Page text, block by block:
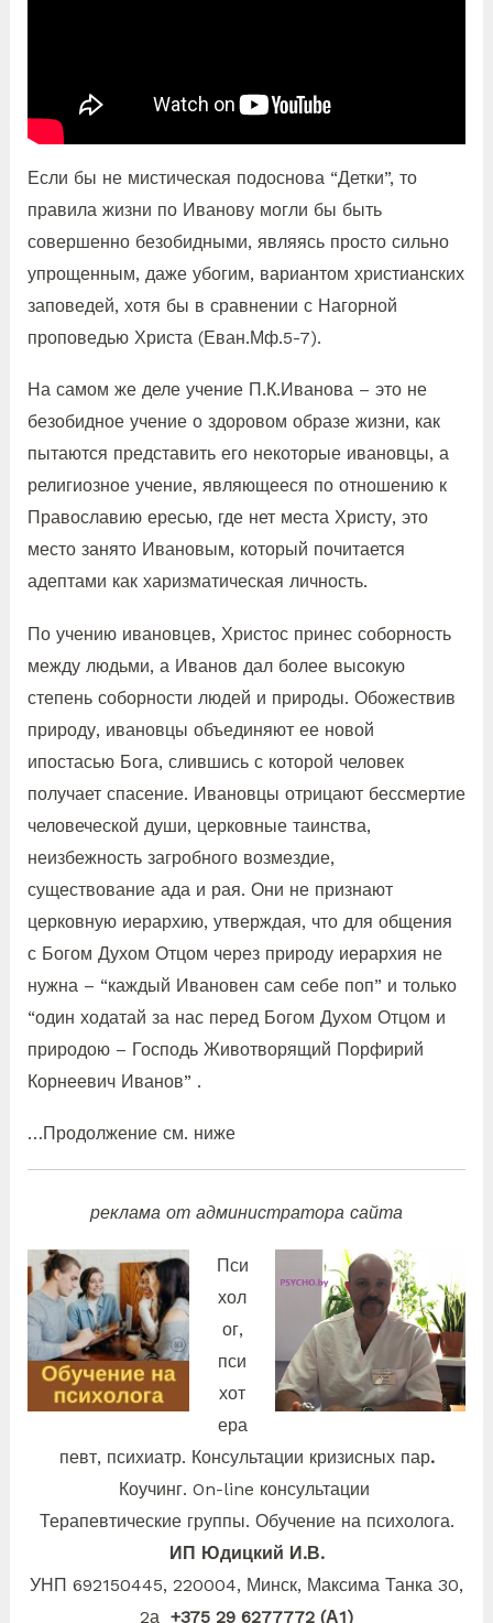
Если бы не мистическая подоснова “Детки”, то
правила жизни по Иванову могли бы быть
совершенно безобидными, являясь просто сильно
упрощенным, даже убогим, вариантом христианских
заповедей, хотя бы в сравнении с Нагорной
проповедью Христа (Еван.Мф.5-7).
На самом же деле учение П.К.Иванова – это не
безобидное учение о здоровом образе жизни, как
пытаются представить его некоторые ивановцы, а
религиозное учение, являющееся по отношению к
Православию ересью, где нет места Христу, это
место занято Ивановым, который почитается
адептами как харизматическая личность.
По учению ивановцев, Христос принес соборность
между людьми, а Иванов дал более высокую
степень соборности людей и природы. Обожествив
природу, ивановцы объединяют ее новой
ипостасью Бога, слившись с которой человек
получает спасение. Ивановцы отрицают бессмертие
человеческой души, церковные таинства,
неизбежность загробного возмездие,
существование ада и рая. Они не признают
церковную иерархию, утверждая, что для общения
с Богом Духом Отцом через природу иерархия не
нужна – “каждый Ивановен сам себе поп” и только
“один ходатай за нас перед Богом Духом Отцом и
природою – Господь Животворящий Порфирий
Корнеевич Иванов” .
…Продолжение см. ниже
реклама от администратора сайта
Пси
хол
ог,
пси
хот
ера
певт, психиатр. Консультации кризисных пар.
Коучинг. On-line консультации
Терапевтические группы. Обучение на психолога.
ИП Юдицкий И.В.
УНП 692150445, 220004, Минск, Максима Танка 30,
2а +375 29 6277772 (А1)